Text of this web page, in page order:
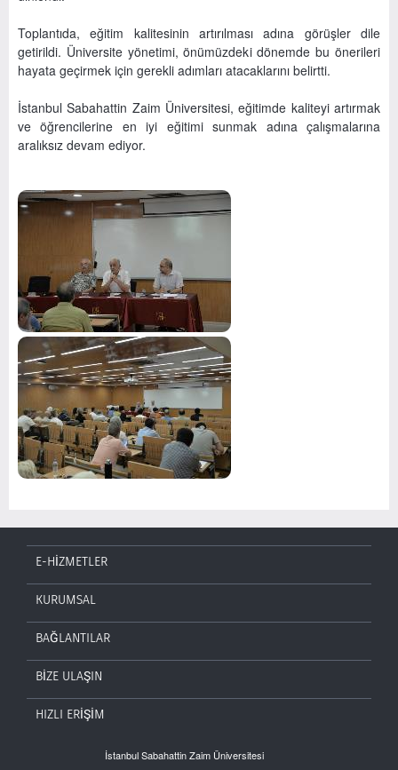
Toplantıda, eğitim kalitesinin artırılması adına görüşler dile
getirildi. Üniversite yönetimi, önümüzdeki dönemde bu önerileri
hayata geçirmek için gerekli adımları atacaklarını belirtti.
İstanbul Sabahattin Zaim Üniversitesi, eğitimde kaliteyi artırmak
ve öğrencilerine en iyi eğitimi sunmak adına çalışmalarına
aralıksız devam ediyor.
E-HİZMETLER
KURUMSAL
BAĞLANTILAR
BİZE ULAŞIN
HIZLI ERİŞİM
İstanbul Sabahattin Zaim Üniversitesi